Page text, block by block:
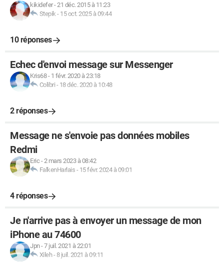
kikidefer-21 déc. 2015 à 11:23
Stepik - 15 oct. 2025 à 09:44
10 réponses
Echec d'envoi message sur Messenger
Kris68- 1 févr. 2020 à 23:18
Colibri - 18 déc. 2020 à 10:48
2 réponses
Message ne s'envoie pas données mobiles
Redmi
Eric -2 mars 2023 à 08:42
FalkenHarlais - 15 févr. 2024 à 09:01
4 réponses
Je n'arrive pas à envoyer un message de mon
iPhone au 74600
Jpn-7 juil. 2021 à 22:01
Xileh- 8 juil. 2021 à 09:11